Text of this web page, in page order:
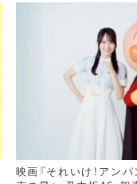
映画『それいけ！アン